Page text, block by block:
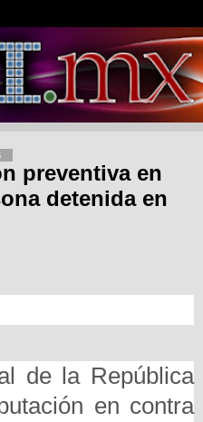
preventiva en
detenida en
de la República
en contra